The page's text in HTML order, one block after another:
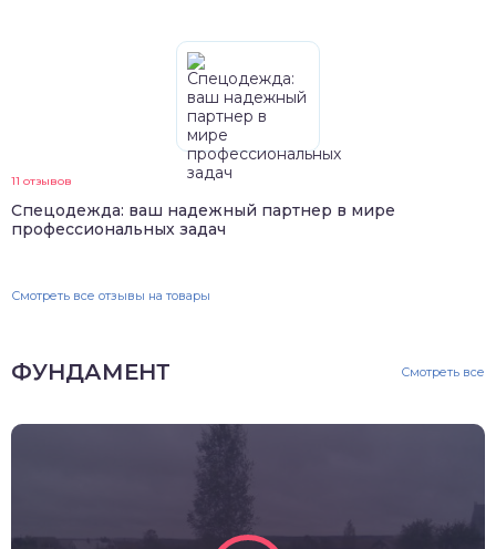
11 отзывов
Спецодежда: ваш надежный партнер в мире
профессиональных задач
Смотреть все отзывы на товары
ФУНДАМЕНТ Смотреть все